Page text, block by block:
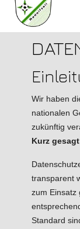
Wir haben
nationalen
zukünftig
Kurz
transparent
zum Einsatz
Standard